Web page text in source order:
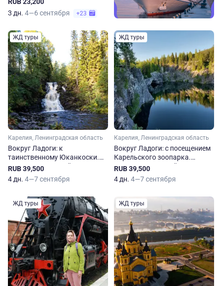
3 дн. 4—6 сентября +23
ЖД туры
Карелия, Ленинградская область
Вокруг Ладоги: к
таинственному Юканкоски.
Железнодорожный круиз в
Карелию и Ленинградскую
область
RUB 39,500
4 дн. 4—7 сентября
ЖД туры
Карелия, Ленинградская область
Вокруг Ладоги: с посещением
Карельского зоопарка.
Железнодорожный круиз в
Карелию и Ленинградскую
область
RUB 39,500
4 дн. 4—7 сентября
ЖД туры ЖД туры